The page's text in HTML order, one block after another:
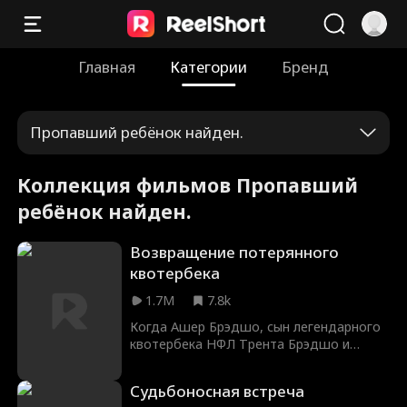
Главная Категории Бренд
Пропавший ребёнок найден.
Коллекция фильмов Пропавший
ребёнок найден.
Возвращение потерянного
квотербека
1.7M
7.8k
Когда Ашер Брэдшо, сын легендарного
квотербека НФЛ Трента Брэдшо и
безумный фанат Донни Льюис решает
Судьбоносная встреча